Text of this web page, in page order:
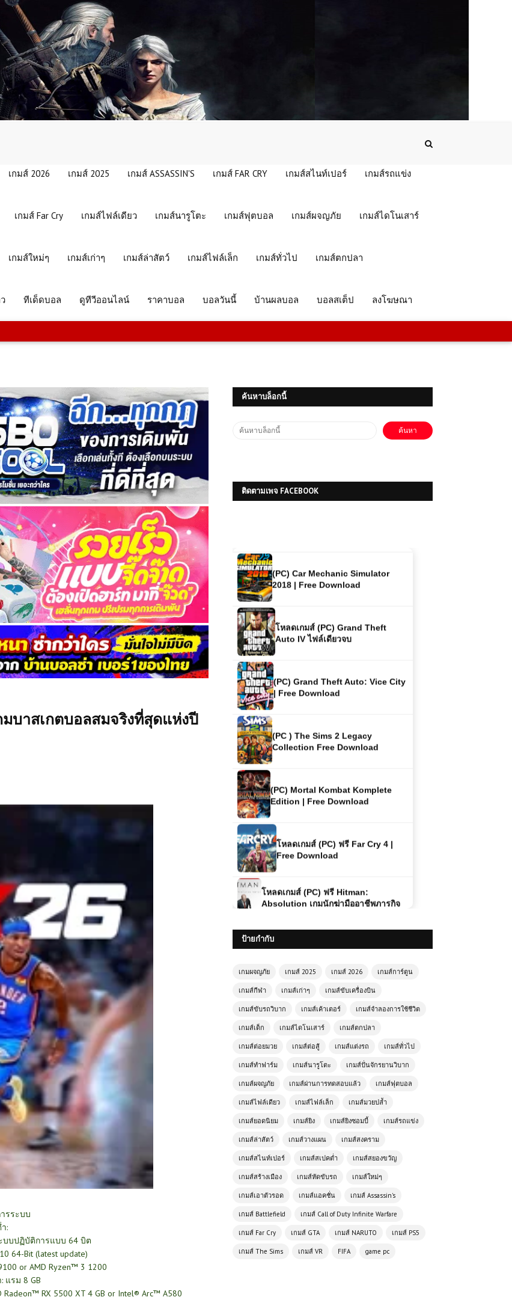
เกมส์ 2026 เกมส์ 2025 เกมส์ ASSASSIN'S เกมส์ FAR CRY เกมส์สไนท์เปอร์ เกมส์รถแข่ง
เกมส์ Far Cry เกมส์ไฟล์เดียว เกมส์นารูโตะ เกมส์ฟุตบอล เกมส์ผจญภัย เกมส์ไดโนเสาร์
เกมส์ใหม่ๆ เกมส์เก่าๆ เกมส์ล่าสัตว์ เกมส์ไฟล์เล็ก เกมส์ทั่วไป เกมส์ตกปลา
ทีเด็ดบอล ดูทีวีออนไลน์ ราคาบอล บอลวันนี้ บ้านผลบอล บอลสเต็ป ลงโฆษณา
มบาสเกตบอลสมจริงที่สุดแห่งปี
รระบบ
:
บบปฏิบัติการแบบ 64 บิต
64-Bit (latest update)
or AMD Ryzen™ 3 1200
แรม 8 GB
Radeon™ RX 5500 XT 4 GB or Intel® Arc™ A580
ค้นหาบล็อกนี้
ติดตามเพจ FACEBOOK
โหลดเกมส์ (PC) ฟรี PixARK เกมเอา
เล่นฟรีมันส์กับภารกิจสุดระห่ำ
ยิงซอมบี้สุดเดือด ฝ่าฝูงผีดิบมหาศาลแบบ
(PC) One Piece Pirate Warriors 3
โหลดเกมส์ (PC) ฟรี Project Motor
โหลดเกมส์ (PC) ฟรี Total War
2018 | Free Download
โหลดเกมส์ (PC) Grand Theft
Auto IV ไฟล์เดียวจบ
(PC) Grand Theft Auto: Vice City
| Free Download
Collection Free Download
Edition | Free Download
Free Download
Absolution เกมนักฆ่ามืออาชีพภารกิจ
ลอบสังหารสุดเข้มข้น
(PC) theHunter Call of the Wild |
Free Download
(PC) LEGO Batman: Legacy of the
Dark Knight | Free Download
โหลดเกมส์ฟรี (PC) ฟรี Sniper Elite
โหลดเกมส์ (PC) ฟรี Pathologic 2 เกม
เอาชีวิตรอดเชิงจิตวิทยาสุดกดดัน เรื่อง
ราวลึกลับในเมืองต้องคำสาป
(PC) Yakuza 3 Remastered Free
ป้ายกำกับ
เกมผจญภัย เกมส์ 2025 เกมส์ 2026 เกมส์การ์ตูน
เกมส์กีฬา เกมส์เก่าๆ เกมส์ขับเครื่องบิน
เกมส์ขับรถวิบาก เกมส์เค้าเตอร์ เกมส์จำลองการใช้ชีวิต
เกมส์เด็ก เกมส์ไดโนเสาร์ เกมส์ตกปลา
เกมส์ต่อยมวย เกมส์ต่อสู้ เกมส์แต่งรถ เกมส์ทั่วไป
เกมส์ทำฟาร์ม เกมส์นารูโตะ เกมส์ปั่นจักรยานวิบาก
เกมส์ผจญภัย เกมส์ผ่านการทดสอบแล้ว เกมส์ฟุตบอล
เกมส์ไฟล์เดียว เกมส์ไฟล์เล็ก เกมส์มวยปล้ำ
เกมส์ยอดนิยม เกมส์ยิง เกมส์ยิงซอมบี้ เกมส์รถแข่ง
เกมส์ล่าสัตว์ เกมส์วางแผน เกมส์สงคราม
เกมส์สไนท์เปอร์ เกมส์สเปคต่ำ เกมส์สยองขวัญ
เกมส์สร้างเมือง เกมส์หัดขับรถ เกมส์ใหม่ๆ
เกมส์เอาตัวรอด เกมส์แอคชั่น เกมส์ Assassin's
เกมส์ Battlefield เกมส์ Call of Duty Infinite Warfare
เกมส์ Far Cry เกมส์ GTA เกมส์ NARUTO เกมส์ PS5
เกมส์ The Sims เกมส์ VR FIFA game pc